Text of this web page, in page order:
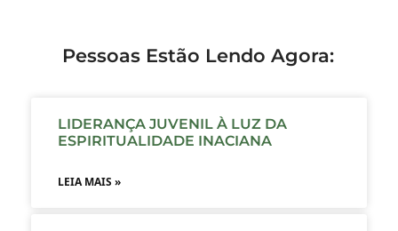
Pessoas Estão Lendo Agora:
LIDERANÇA JUVENIL À LUZ DA
ESPIRITUALIDADE INACIANA
LEIA MAIS »